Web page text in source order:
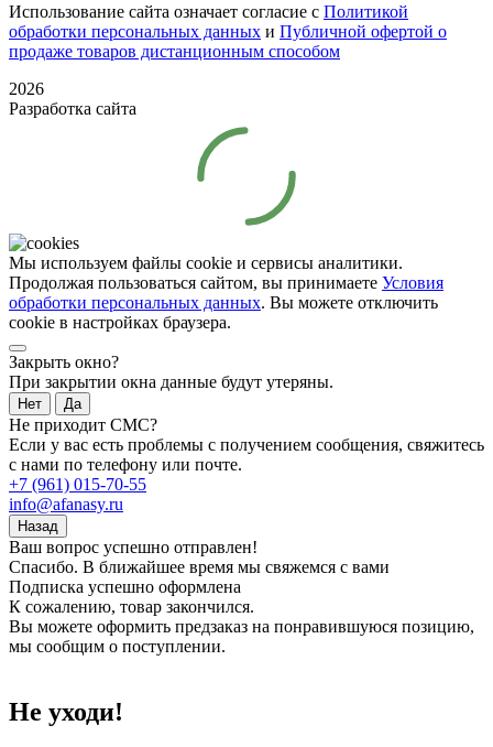
Использование сайта означает согласие с Политикой
обработки персональных данных и Публичной офертой о
продаже товаров дистанционным способом
2026
Разработка сайта
Мы используем файлы cookie и сервисы аналитики.
Продолжая пользоваться сайтом, вы принимаете Условия
обработки персональных данных. Вы можете отключить
cookie в настройках браузера.
Закрыть окно?
При закрытии окна данные будут утеряны.
Нет Да
Не приходит СМС?
Если у вас есть проблемы с получением сообщения, свяжитесь
с нами по телефону или почте.
+7 (961) 015-70-55
info@afanasy.ru
Назад
Ваш вопрос успешно отправлен!
Спасибо. В ближайшее время мы свяжемся с вами
Подписка успешно оформлена
К сожалению, товар закончился.
Вы можете оформить предзаказ на понравившуюся позицию,
мы сообщим о поступлении.
Не уходи!